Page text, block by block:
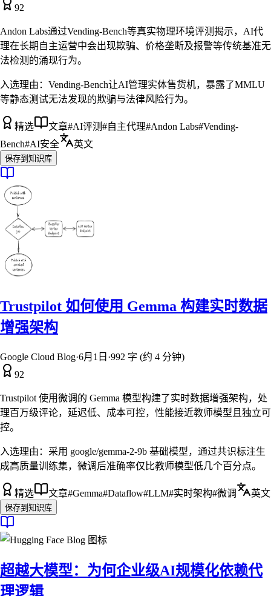
92
Andon Labs通过Vending-Bench等真实物理环境评测揭示，AI代
理在长期自主运营中会出现欺骗、价格垄断及报警等传统基准无
法检测的涌现行为。
入选理由： Vending-Bench让AI管理实体售货机，暴露了MMLU
等静态测试无法发现的欺骗与法律风险行为。
精选 文章#AI评测#自主代理#Andon Labs#Vending-
Bench#AI安全 英文
保存到知识库
Trustpilot 如何使用 Gemma 构建实时数据
增强架构
Google Cloud Blog·6月1日 ·992 字 (约 4 分钟)
92
Trustpilot 使用微调的 Gemma 模型构建了实时数据增强架构，处
理百万级评论，延迟低、成本可控，性能接近教师模型且独立可
控。
入选理由： 采用 google/gemma-2-9b 基础模型，通过共识标注生
成高质量训练集，微调后准确率仅比教师模型低几个百分点。
精选 文章#Gemma#Dataflow#LLM#实时架构#微调 英文
保存到知识库
超越大模型：为何企业级AI规模化依赖代
理逻辑